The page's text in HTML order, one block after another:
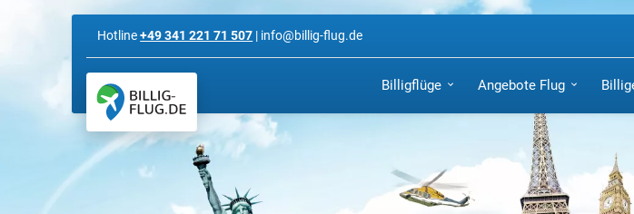
Hotline+49 341 221 71 507 | info@billig-flug.de
Billigflüge Angebote Flug